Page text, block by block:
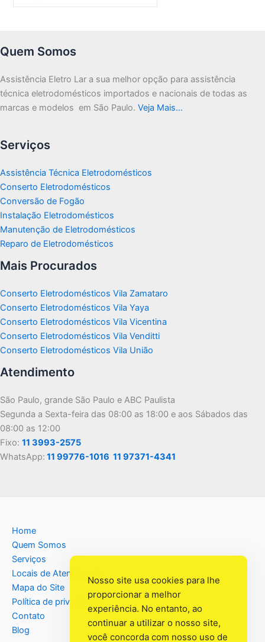
Quem Somos
Assistência Eletro Lar a sua melhor opção para assistência
técnica eletrodomésticos importados e nacionais de todas as
marcas e modelos em São Paulo. Veja Mais…
Serviços
Assistência Técnica Eletrodomésticos
Conserto Eletrodomésticos
Conversão de Fogão
Instalação Eletrodomésticos
Manutenção de Eletrodomésticos
Reparo de Eletrodomésticos
Mais Procurados
Conserto Eletrodomésticos Vila Zamataro
Conserto Eletrodomésticos Vila Yaya
Conserto Eletrodomésticos Vila Vicentina
Conserto Eletrodomésticos Vila Venditti
Conserto Eletrodomésticos Vila União
Atendimento
São Paulo, grande São Paulo e ABC Paulista
Segunda a Sexta-feira das 08:00 as 18:00 e aos Sábados das
08:00 as 12:00
Fixo: 11 3993-2575
WhatsApp: 11 99776-1016 11 97371-4341
Home
Quem Somos
Serviços
Locais de Atendimento
Mapa do Site
Política de privacidade
Contato
Blog
Nosso site usa cookies para lhe
proporcionar a melhor
experiência. No entanto, ao
continuar a utilizar o nosso site,
você concorda com nosso uso de